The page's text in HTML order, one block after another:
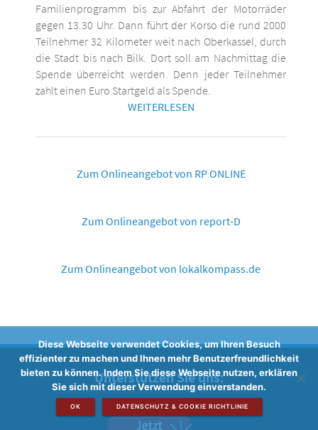
Familienprogramm bis zur Abfahrt der Motorräder
gegen 13.30 Uhr. Dann führt der Korso die rund 2000
Teilnehmer 32 Kilometer weit nach Oberkassel, durch
die Stadt bis nach Bilk. Dort soll am Nachmittag die
Spende überreicht werden. Denn jeder Teilnehmer
zahlt einen Euro Startgeld als Spende.
WEITERLESEN
Zum Onlineangebot von RP ONLINE
Zum Onlineangebot von report-D
Zum Onlineangebot von lokalkompass.de
Unterstützen Sie uns:
Diese Webseite verwendet Cookies, um Ihren Besuch
effizienter zu machen und Ihnen mehr Benutzerfreundlichkeit
bieten zu können. Indem Sie diese Webseite nutzen, erklären
Sie sich mit dieser Verwendung einverstanden.
OK DATENSCHUTZ & COOKIE RICHTLINIE